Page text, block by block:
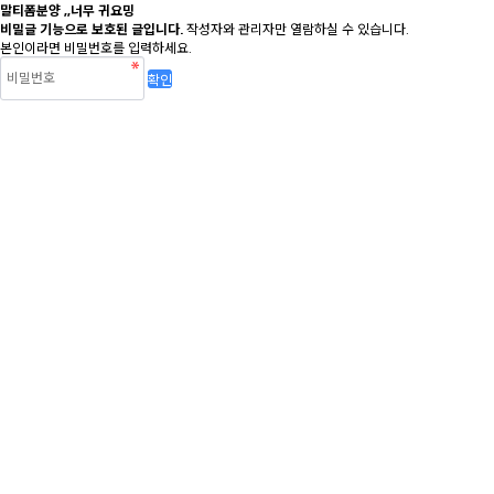
말티폼분양 ,,너무 귀요밍
비밀글 기능으로 보호된 글입니다. 작성자와 관리자만 열람하실 수 있습니다.
본인이라면 비밀번호를 입력하세요.